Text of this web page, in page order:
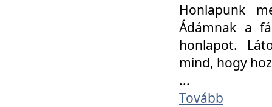
Honlapunk
Ádámnak a
honlapot.
mind, hogy
...
Tovább